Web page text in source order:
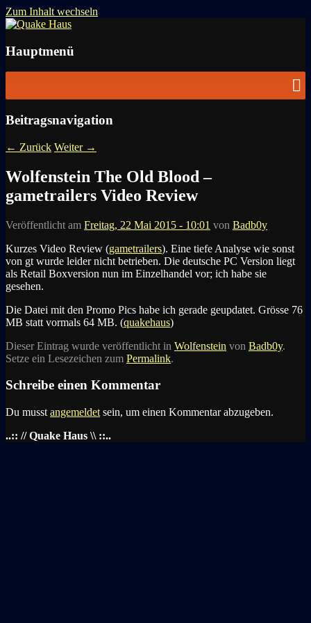
Zum Inhalt wechseln
Quake Haus
Hauptmenü
Beitragsnavigation
← Zurück Weiter →
Wolfenstein The Old Blood –
gametrailers Video Review
Veröffentlicht am Freitag, 22 Mai 2015 - 10:01 von Badb0y
Kurzes Video Review (gametrailers). Eine tiefe Analyse wie sonst
von gt wurde leider nicht betrieben. Die deutsche PC Version liegt
als Retail Boxversion nun im Einzelhandel vor; ich habe sie
gesehen.
Die Datei mit den Promo Pics habe ich gerade geupdatet. Grösse 76
MB statt vormals 64 MB. (quakehaus)
Dieser Eintrag wurde veröffentlicht in Wolfenstein von Badb0y.
Setze ein Lesezeichen zum Permalink.
Schreibe einen Kommentar
Du musst angemeldet sein, um einen Kommentar abzugeben.
..:: // Quake Haus \\ ::..